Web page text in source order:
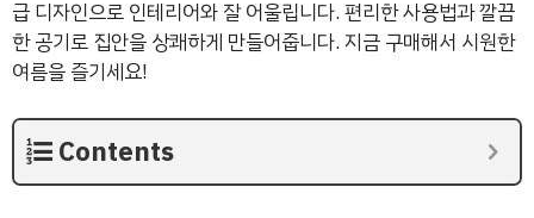
급 디자인으로 인테리어와 잘 어울립니다. 편리한 사용법과 깔끔
한 공기로 집안을 상쾌하게 만들어줍니다. 지금 구매해서 시원한
여름을 즐기세요!
Contents